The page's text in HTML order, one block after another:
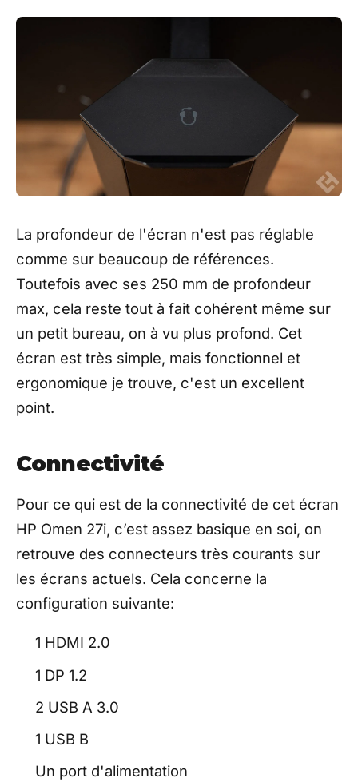
La profondeur de l'écran n'est pas réglable
comme sur beaucoup de références.
Toutefois avec ses 250 mm de profondeur
max, cela reste tout à fait cohérent même sur
un petit bureau, on à vu plus profond. Cet
écran est très simple, mais fonctionnel et
ergonomique je trouve, c'est un excellent
point.
Connectivité
Pour ce qui est de la connectivité de cet écran
HP Omen 27i, c’est assez basique en soi, on
retrouve des connecteurs très courants sur
les écrans actuels. Cela concerne la
configuration suivante:
1 HDMI 2.0
1 DP 1.2
2 USB A 3.0
1 USB B
Un port d'alimentation